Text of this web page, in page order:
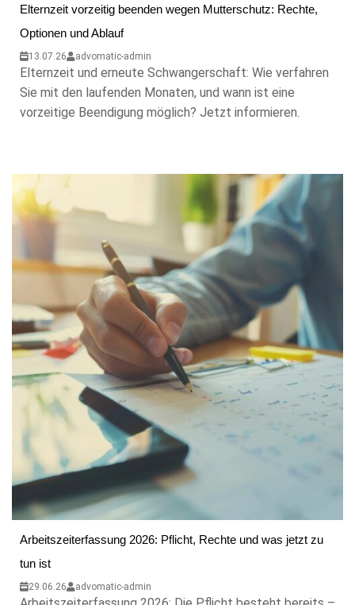
Elternzeit vorzeitig beenden wegen Mutterschutz: Rechte,
Optionen und Ablauf
13.07.26 advomatic-admin
Elternzeit und erneute Schwangerschaft: Wie verfahren
Sie mit den laufenden Monaten, und wann ist eine
vorzeitige Beendigung möglich? Jetzt informieren.
Arbeitszeiterfassung 2026: Pflicht, Rechte und was jetzt zu
tun ist
29.06.26 advomatic-admin